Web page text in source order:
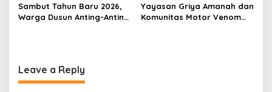
Sambut Tahun Baru 2026,
Warga Dusun Anting-Anting
Yayasan Griya Amanah dan
Komunitas Motor Venom
Leave a Reply